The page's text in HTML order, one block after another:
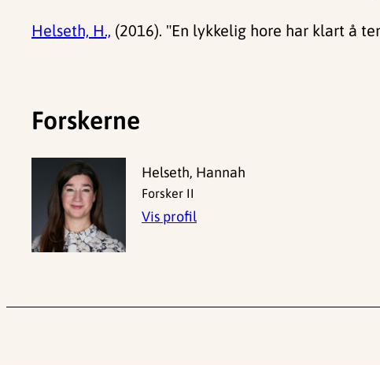
Helseth, H., (2016). "En lykkelig hore har klart å
Forskerne
Helseth, Hannah
Forsker II
Vis profil